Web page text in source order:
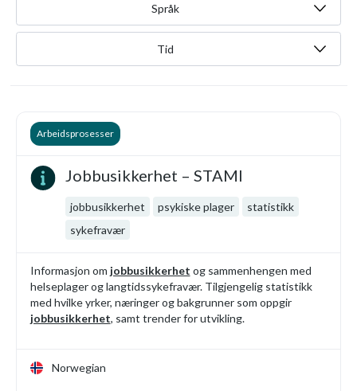
Språk
Tid
Jobbusikkerhet – STAMI
jobbusikkerhet psykiske plager
statistikk
sykefravær
Informasjon om jobbusikkerhet og sammenhengen med
helseplager og langtidssykefravær. Tilgjengelig statistikk
med hvilke yrker, næringer og bakgrunner som oppgir
jobbusikkerhet, samt trender for utvikling.
Norwegian
Arbeidsprosesser